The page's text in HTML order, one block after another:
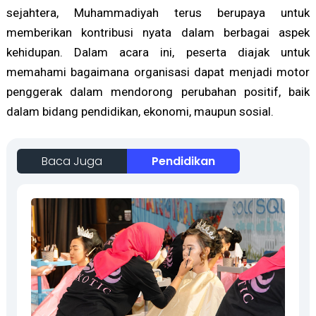
sejahtera, Muhammadiyah terus berupaya untuk
memberikan kontribusi nyata dalam berbagai aspek
kehidupan. Dalam acara ini, peserta diajak untuk
memahami bagaimana organisasi dapat menjadi motor
penggerak dalam mendorong perubahan positif, baik
dalam bidang pendidikan, ekonomi, maupun sosial.
Baca Juga Pendidikan